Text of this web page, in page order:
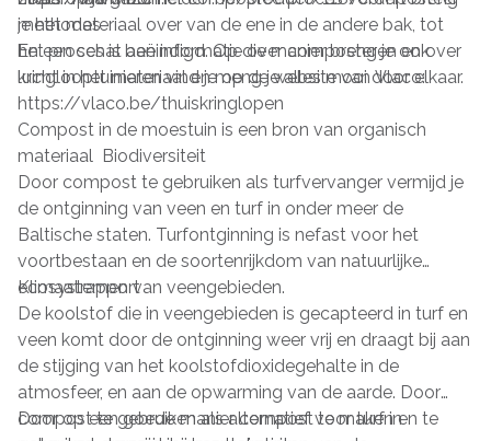
je het materiaal over van de ene in de andere bak, tot
het proces is beëindigd. Op die manier breng je ook
lucht in het materiaal en meng je alles mooi door elkaar.
methodes
En een schat aan informatie over composteren en over
kringlooptuinieren vind je op de website van Vlaco:
https://vlaco.be/thuiskringlopen
Compost in de moestuin is een bron van organisch
materiaal Biodiversiteit
Door compost te gebruiken als turfvervanger vermijd je
de ontginning van veen en turf in onder meer de
Baltische staten. Turfontginning is nefast voor het
voortbestaan en de soortenrijkdom van natuurlijke
ecosystemen van veengebieden.
Klimaatrapport
De koolstof die in veengebieden is gecapteerd in turf en
veen komt door de ontginning weer vrij en draagt bij aan
de stijging van het koolstofdioxidegehalte in de
atmosfeer, en aan de opwarming van de aarde. Door
compost te gebruiken als alternatief voor turf in
Door op een goede manier compost te maken en te